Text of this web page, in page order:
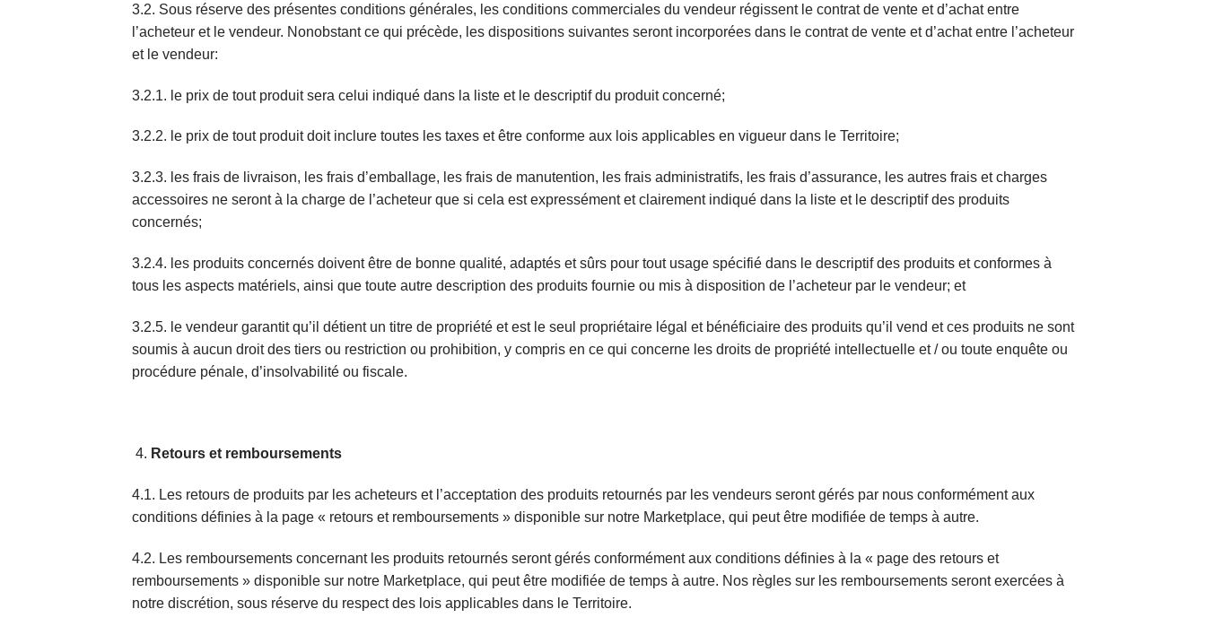
3.2. Sous réserve des présentes conditions générales, les conditions commerciales du vendeur régissent le contrat de vente et d’achat entre
l’acheteur et le vendeur. Nonobstant ce qui précède, les dispositions suivantes seront incorporées dans le contrat de vente et d’achat entre l’acheteur
et le vendeur:
3.2.1. le prix de tout produit sera celui indiqué dans la liste et le descriptif du produit concerné;
3.2.2. le prix de tout produit doit inclure toutes les taxes et être conforme aux lois applicables en vigueur dans le Territoire;
3.2.3. les frais de livraison, les frais d’emballage, les frais de manutention, les frais administratifs, les frais d’assurance, les autres frais et charges
accessoires ne seront à la charge de l’acheteur que si cela est expressément et clairement indiqué dans la liste et le descriptif des produits
concernés;
3.2.4. les produits concernés doivent être de bonne qualité, adaptés et sûrs pour tout usage spécifié dans le descriptif des produits et conformes à
tous les aspects matériels, ainsi que toute autre description des produits fournie ou mis à disposition de l’acheteur par le vendeur; et
3.2.5. le vendeur garantit qu’il détient un titre de propriété et est le seul propriétaire légal et bénéficiaire des produits qu’il vend et ces produits ne sont
soumis à aucun droit des tiers ou restriction ou prohibition, y compris en ce qui concerne les droits de propriété intellectuelle et / ou toute enquête ou
procédure pénale, d’insolvabilité ou fiscale.
Retours et remboursements
4.1. Les retours de produits par les acheteurs et l’acceptation des produits retournés par les vendeurs seront gérés par nous conformément aux
conditions définies à la page « retours et remboursements » disponible sur notre Marketplace, qui peut être modifiée de temps à autre.
4.2. Les remboursements concernant les produits retournés seront gérés conformément aux conditions définies à la « page des retours et
remboursements » disponible sur notre Marketplace, qui peut être modifiée de temps à autre. Nos règles sur les remboursements seront exercées à
notre discrétion, sous réserve du respect des lois applicables dans le Territoire.